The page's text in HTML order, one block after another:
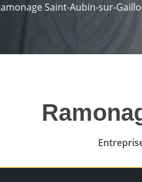
Saint-Aubin-sur-